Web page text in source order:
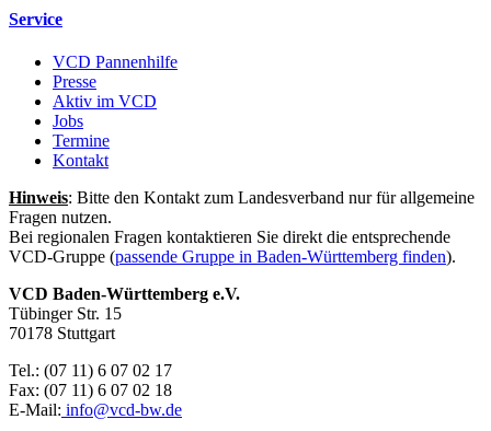
Service
VCD Pannenhilfe
Presse
Aktiv im VCD
Jobs
Termine
Kontakt
Hinweis: Bitte den Kontakt zum Landesverband nur für allgemeine
Fragen nutzen.
Bei regionalen Fragen kontaktieren Sie direkt die entsprechende
VCD-Gruppe (passende Gruppe in Baden-Württemberg finden).
VCD Baden-Württemberg e.V.
Tübinger Str. 15
70178 Stuttgart
Tel.: (07 11) 6 07 02 17
Fax: (07 11) 6 07 02 18
E-Mail: info@vcd-bw.de